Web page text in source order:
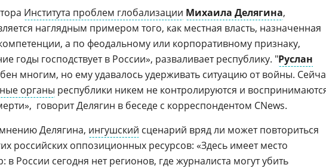
Института проблем глобализации Михаила Делягина,
наглядным примером того, как местная власть, назначенная
а по феодальному или корпоративному признаку,
годы господствует в России», разваливает республику. "Руслан
многим, но ему удавалось удерживать ситуацию от войны.
органы республики никем не контролируются и
 говорит Делягин в беседе с корреспондентом CNews.
Делягина, ингушский сценарий вряд ли может повториться
российских оппозиционных ресурсов: «Здесь имеет место
в России сегодня нет регионов, где журналиста могут убить